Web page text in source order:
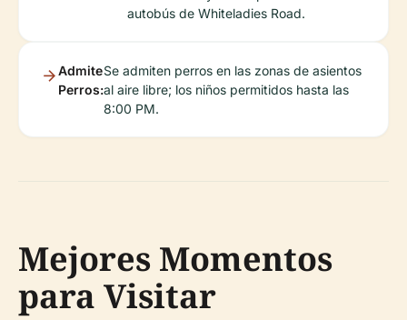
autobús de Whiteladies Road.
Admite
Perros:
Se admiten perros en las zonas de asientos
al aire libre; los niños permitidos hasta las
8:00 PM.
Mejores Momentos
para Visitar